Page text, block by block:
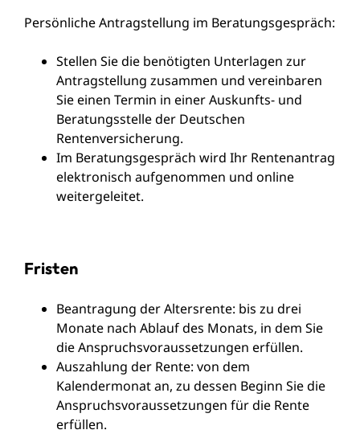
Persönliche Antragstellung im Beratungsgespräch:
Stellen Sie die benötigten Unterlagen zur
Antragstellung zusammen und vereinbaren
Sie einen Termin in einer Auskunfts- und
Beratungsstelle der Deutschen
Rentenversicherung.
Im Beratungsgespräch wird Ihr Rentenantrag
elektronisch aufgenommen und online
weitergeleitet.
Fristen
Beantragung der Altersrente: bis zu drei
Monate nach Ablauf des Monats, in dem Sie
die Anspruchsvoraussetzungen erfüllen.
Auszahlung der Rente: von dem
Kalendermonat an, zu dessen Beginn Sie die
Anspruchsvoraussetzungen für die Rente
erfüllen.